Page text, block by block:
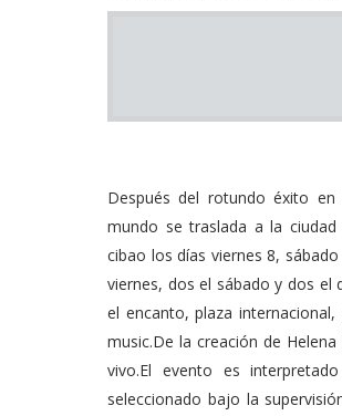
Después del rotundo éxito
mundo se traslada a la
cibao los días viernes 8,
viernes, dos el sábado y dos el
el encanto, plaza
music.De la creación de
vivo.El evento es
seleccionado bajo la